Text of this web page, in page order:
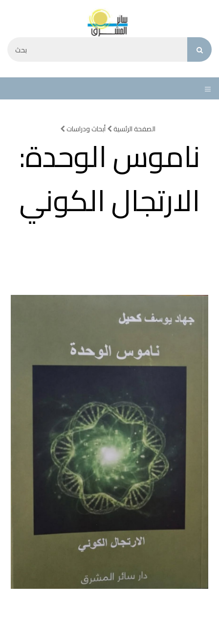
الصفحة الرئسية أبحاث ودراسات
ناموس الوحدة:
الارتجال الكوني